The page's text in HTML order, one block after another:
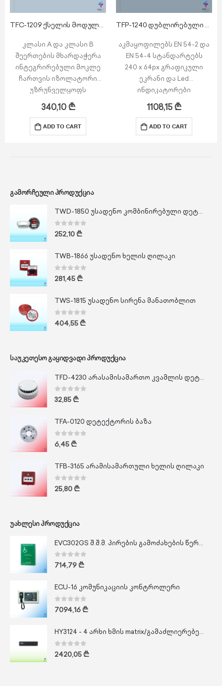
TFC-1209 ქსელის მოდული იზოლატორით
კლასი A და კლასი B
შეერთების მხარდაჭერა
ინტეგრირებული მოკლე
ჩართვის იზოლატორი
უზრუნველყოფს
სტაბილურად მონაცემების
გადაცემას Ring და/ან Bus
ტოპოლოგიის მეშვეობით
იყენებს RS485 სერიულ
340,10₾
ADD TO CART
TFP-1240 დუბლირებული სახანძრო პანელი
აკმაყოფილებს EN 54-2 და
EN 54-4 სტანდარტებს
240 x 64px გრაფიკული
ეკრანი და Led
ინდიკატორები
ადვილად სამართავი
მენიუ
მთავარ სახანძრო
პანელთან Real
1108,15₾
ADD TO CART
ᲒᲐᲛᲝᲠᲩᲔᲣᲚᲘ ᲞᲠᲝᲓᲣᲥᲪᲘᲐ
TWD-1850 უსადენო კომბინირებული დეტექტორი
0out of 5
252,10₾
TWB-1866 უსადენო ხელის ღილაკი
0out of 5
281,45₾
TWS-1815 უსადენო სირენა მანათობლით
0 out of 5
404,55₾
ᲡᲐᲣᲙᲔᲗᲔᲡᲝ ᲒᲐᲧᲘᲓᲕᲐᲓᲘ ᲞᲠᲝᲓᲣᲥᲪᲘᲐ
TFD-4230 არასამისამართო კვამლის დეტექტორი
0out of 5
32,85₾
TFA-0120 დეტექტორის ბაზა
0 out of 5
6,45₾
TFB-3165 არამისამართული ხელის ღილაკი
0out of 5
25,80₾
ᲣᲐᲮᲚᲔᲡᲘ ᲞᲠᲝᲓᲣᲥᲪᲘᲐ
EVC302GS შ.შ.მ. პირების გამოძახების წერტილი
0out of 5
714,79₾
ECU-16 კომუნიკაციის კონტროლერი
0out of 5
7094,16₾
HY3124 - 4 არხი ხმის matrix/გამაძლიერებელი 20 VAC
0 out of 5
2420,05₾